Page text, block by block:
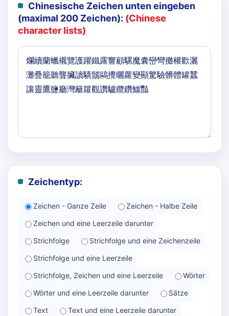
Chinesische Zeichen unten eingeben
(maximal 200 Zeichen): (Chinese
character lists)
Zeichentyp:
Zeichen - Ganze Zeile
Zeichen - Halbe Zeile
Zeichen und eine Leerzeile darunter
Strichfolge
Strichfolge und eine Zeichenzeile
Strichfolge und eine Leerzeile
Strichfolge, Zeichen und eine Leerzeile
Wörter
Wörter und eine Leerzeile darunter
Sätze
Text
Text und eine Leerzeile darunter